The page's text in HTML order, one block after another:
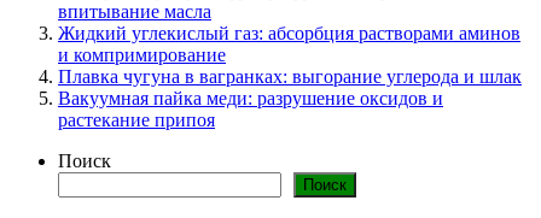
впитывание масла
Жидкий углекислый газ: абсорбция растворами аминов
и компримирование
Плавка чугуна в вагранках: выгорание углерода и шлак
Вакуумная пайка меди: разрушение оксидов и
растекание припоя
Поиск
Поиск